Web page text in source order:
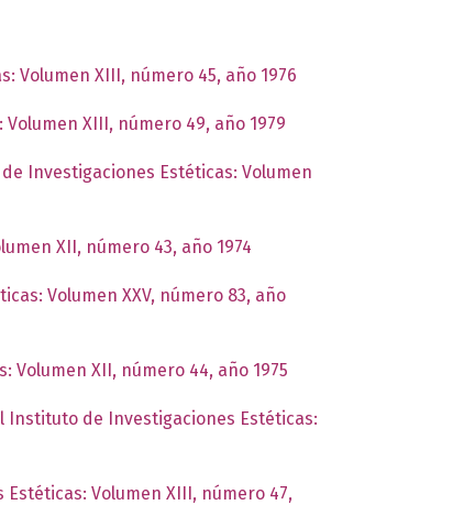
Volumen XIII, número 45, año 1976
XIII, número 49, año 1979
Investigaciones Estéticas: Volumen
XII, número 43, año 1974
Volumen XXV, número 83, año
XII, número 44, año 1975
Instituto de Investigaciones Estéticas:
Volumen XIII, número 47,